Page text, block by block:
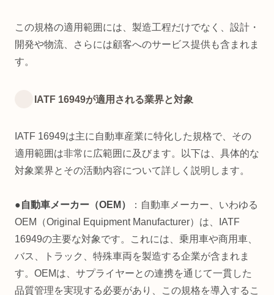
この規格の適用範囲には、製造工程だけでなく、設計・
開発や物流、さらには顧客へのサービス提供も含まれま
す。
IATF 16949が適用される業界と対象
IATF 16949は主に自動車産業に特化した規格で、その
適用範囲は非常に広範囲に及びます。以下は、具体的な
対象業界とその活動内容について詳しく説明します。
●自動車メーカー（OEM）
：自動車メーカー、いわゆる
OEM（Original Equipment Manufacturer）は、IATF
16949の主要な対象です。これには、乗用車や商用車、
バス、トラック、特殊車両を製造する企業が含まれま
す。OEMは、サプライヤーとの連携を通じて一貫した
品質管理を実現する必要があり、この規格を導入するこ